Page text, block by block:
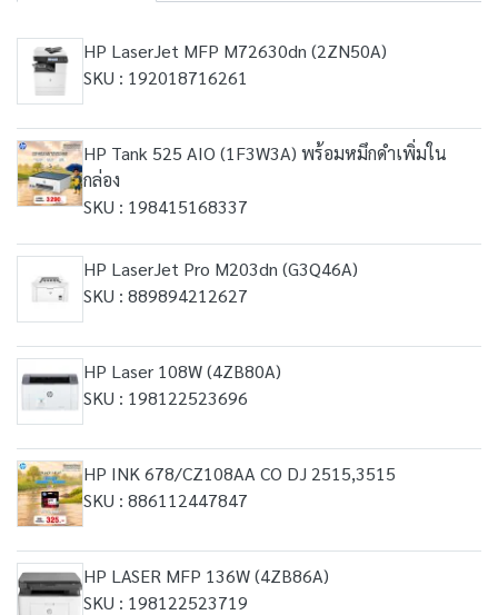
HP LaserJet MFP M72630dn (2ZN50A)
SKU : 192018716261
HP Tank 525 AIO (1F3W3A) พร้อมหมึกดำเพิ่มใน
กล่อง
SKU : 198415168337
HP LaserJet Pro M203dn (G3Q46A)
SKU : 889894212627
HP Laser 108W (4ZB80A)
SKU : 198122523696
HP INK 678/CZ108AA CO DJ 2515,3515
SKU : 886112447847
HP LASER MFP 136W (4ZB86A)
SKU : 198122523719